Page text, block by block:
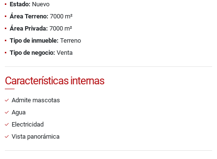
Estado: Nuevo
Área Terreno: 7000 m²
Área Privada: 7000 m²
Tipo de inmueble: Terreno
Tipo de negocio: Venta
Características internas
Admite mascotas
Agua
Electricidad
Vista panorámica